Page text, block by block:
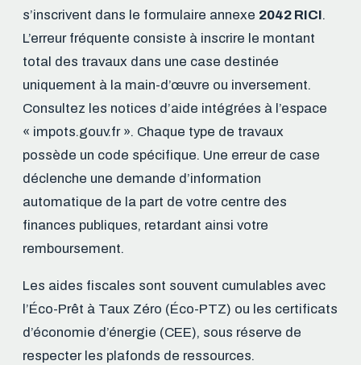
s’inscrivent dans le formulaire annexe 2042 RICI.
L’erreur fréquente consiste à inscrire le montant
total des travaux dans une case destinée
uniquement à la main-d’œuvre ou inversement.
Consultez les notices d’aide intégrées à l’espace
« impots.gouv.fr ». Chaque type de travaux
possède un code spécifique. Une erreur de case
déclenche une demande d’information
automatique de la part de votre centre des
finances publiques, retardant ainsi votre
remboursement.
Les aides fiscales sont souvent cumulables avec
l’Éco-Prêt à Taux Zéro (Éco-PTZ) ou les certificats
d’économie d’énergie (CEE), sous réserve de
respecter les plafonds de ressources.